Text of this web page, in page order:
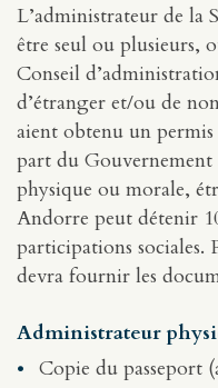
L’administrateur de la
être seul ou plusieurs,
Conseil
d’étranger et/ou de
aient obtenu un permis
part du
physique ou morale,
Andorre peut détenir
participations sociales.
devra fournir les
Administrateur
Copie du passeport